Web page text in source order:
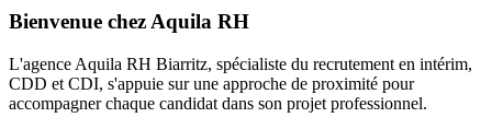
Bienvenue chez Aquila RH
L'agence Aquila RH Biarritz, spécialiste du recrutement en intérim,
CDD et CDI, s'appuie sur une approche de proximité pour
accompagner chaque candidat dans son projet professionnel.